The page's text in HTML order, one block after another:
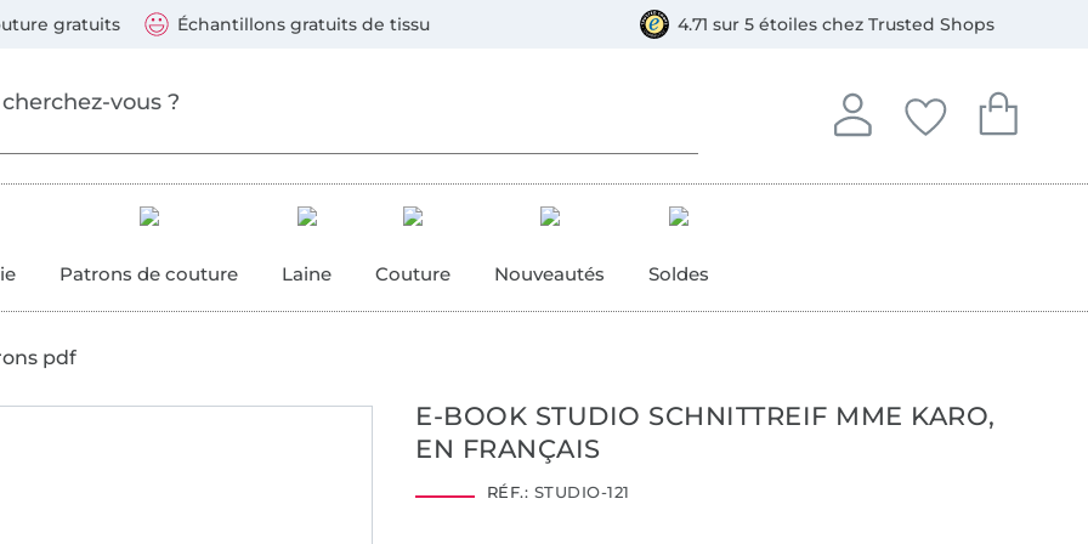
gratuits Échantillons gratuits de tissu 4.71 sur 5 étoiles chez Trusted Shops
Se connecter
Se connecter à votre
Mes favoris
Vous avez
Mon
Vous avez
Patrons de couture Laine Couture Nouveautés Soldes
pdf
E-BOOK STUDIO SCHNITTREIF MME KARO,
EN FRANÇAIS
RÉF.: STUDIO-121
suivants : Visa, Mastercard, Carte bleue, PayPal, Virement, Bancontact